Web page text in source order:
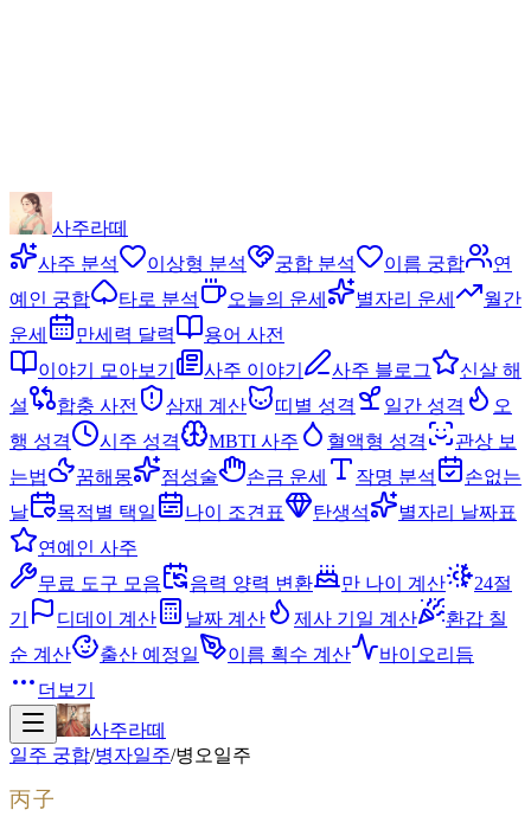
사주라떼
사주 분석
이상형 분석 궁합 분석 이름 궁합
연
예인 궁합
타로 분석 오늘의 운세 별자리 운세
월간
운세
만세력 달력
용어 사전
이야기 모아보기
사주 이야기 사주 블로그
신살 해
설
합충 사전 삼재 계산 띠별 성격 일간 성격
오
행 성격
시주 성격 MBTI 사주 혈액형 성격
관상 보
는법
꿈해몽 점성술 손금 운세 작명 분석
손없는
날
목적별 택일 나이 조견표 탄생석
별자리 날짜표
연예인 사주
무료 도구 모음
음력 양력 변환 만 나이 계산
24절
기
디데이 계산 날짜 계산 제사 기일 계산
환갑 칠
순 계산
출산 예정일 이름 획수 계산
바이오리듬
더보기
사주라떼
일주 궁합/병자일주/병오일주
丙子